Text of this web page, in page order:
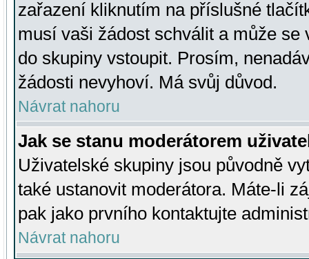
zařazení kliknutím na příslušné
musí vaši žádost schválit a může se
do skupiny vstoupit. Prosím,
žádosti nevyhoví. Má svůj důvod.
Návrat nahoru
Jak se stanu moderátorem
Uživatelské skupiny jsou původně
také ustanovit moderátora. Máte-li
pak jako prvního kontaktujte
Návrat nahoru